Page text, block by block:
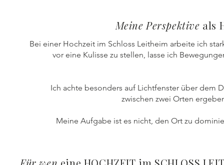
Meine Perspektive als
Bei einer Hochzeit im Schloss Leitheim arbeite ich
vor eine Kulisse zu stellen, lasse ich
Ich achte besonders auf Lichtfenster über dem
zwischen zwei Orten
Meine Aufgabe ist es nicht, den Ort zu